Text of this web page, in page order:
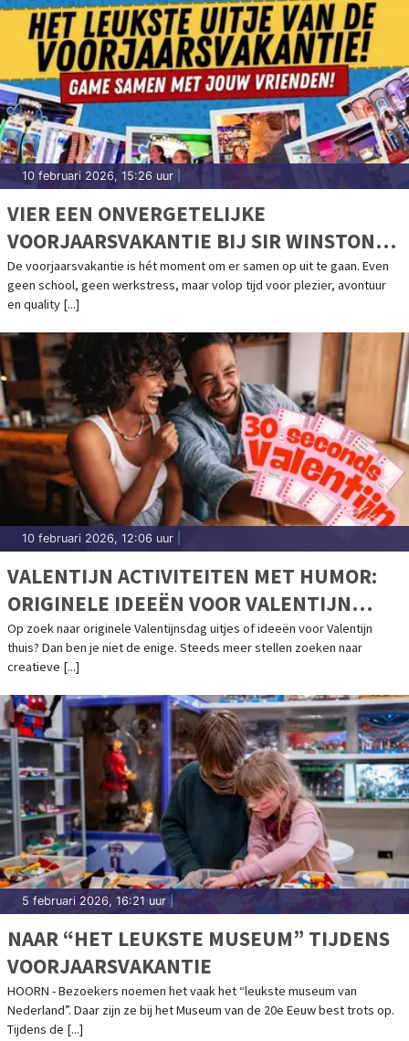
10 februari 2026, 15:26 uur
VIER EEN ONVERGETELIJKE
VOORJAARSVAKANTIE BIJ SIR WINSTON
FUN & GAMES!
De voorjaarsvakantie is hét moment om er samen op uit te gaan. Even
geen school, geen werkstress, maar volop tijd voor plezier, avontuur
en quality [...]
10 februari 2026, 12:06 uur
VALENTIJN ACTIVITEITEN MET HUMOR:
ORIGINELE IDEEËN VOOR VALENTIJN
THUIS
Op zoek naar originele Valentijnsdag uitjes of ideeën voor Valentijn
thuis? Dan ben je niet de enige. Steeds meer stellen zoeken naar
creatieve [...]
5 februari 2026, 16:21 uur
NAAR “HET LEUKSTE MUSEUM” TIJDENS
VOORJAARSVAKANTIE
HOORN - Bezoekers noemen het vaak het “leukste museum van
Nederland”. Daar zijn ze bij het Museum van de 20e Eeuw best trots op.
Tijdens de [...]